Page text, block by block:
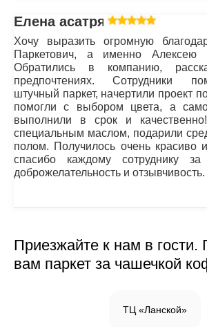
Елена асатрян
Хочу выразить огромную
Паркетович, а именно Алексею
Обратились в компанию,
предпочтениях. Сотрудники
штучный паркет, начертили проект
помогли с выбором цвета, а
выполнили в срок и
специальным маслом, подарили
полом. Получилось очень красиво
спасибо каждому сотруднику за
доброжелательность и отзывчивость.
Приезжайте к нам в
вам паркет за чашечкой
ТЦ «Ланской»